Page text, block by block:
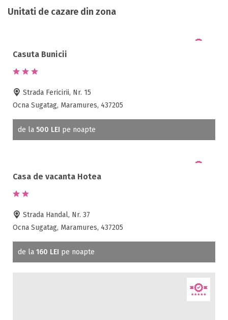
Unitati de cazare din zona
Casuta Bunicii
Strada Fericirii, Nr. 15
Ocna Sugatag, Maramures, 437205
de la 500 LEI pe noapte
Casa de vacanta Hotea
Strada Handal, Nr. 37
Ocna Sugatag, Maramures, 437205
de la 160 LEI pe noapte